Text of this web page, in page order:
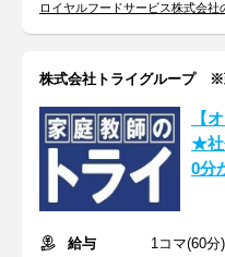
ロイヤルフードサービス株式会社
株式会社トライグループ ※
【
★社
0分
給与
1コマ(60分